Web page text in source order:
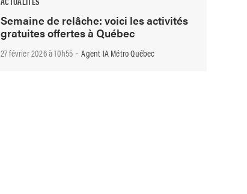
Semaine de relâche: voici les activités
gratuites offertes à Québec
27 février 2026 à 10h55 -Agent IA Métro Québec